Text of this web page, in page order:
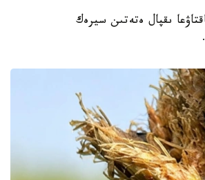
ىقپال ەتەتىن سيرەك